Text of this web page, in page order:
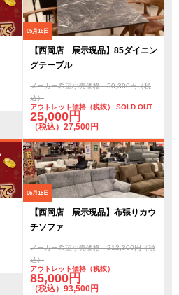
05月16日
【西岡店 展示現品】85ダイニン
グテーブル
メーカー希望小売価格 50,300円（税
込）
アウトレット価格（税抜） SOLD OUT
25,000円
（税込）27,500円
05月15日
【西岡店 展示現品】布張りカウ
チソファ
メーカー希望小売価格 212,300円（税
込）
アウトレット価格（税抜）
85,000円
（税込）93,500円